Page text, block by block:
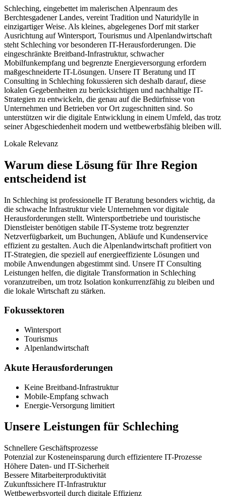
Schleching, eingebettet im malerischen Alpenraum des
Berchtesgadener Landes, vereint Tradition und Naturidylle in
einzigartiger Weise. Als kleines, abgelegenes Dorf mit starker
Ausrichtung auf Wintersport, Tourismus und Alpenlandwirtschaft
steht Schleching vor besonderen IT-Herausforderungen. Die
eingeschränkte Breitband-Infrastruktur, schwacher
Mobilfunkempfang und begrenzte Energieversorgung erfordern
maßgeschneiderte IT-Lösungen. Unsere IT Beratung und IT
Consulting in Schleching fokussieren sich deshalb darauf, diese
lokalen Gegebenheiten zu berücksichtigen und nachhaltige IT-
Strategien zu entwickeln, die genau auf die Bedürfnisse von
Unternehmen und Betrieben vor Ort zugeschnitten sind. So
unterstützen wir die digitale Entwicklung in einem Umfeld, das trotz
seiner Abgeschiedenheit modern und wettbewerbsfähig bleiben will.
Lokale Relevanz
Warum diese Lösung für Ihre Region
entscheidend ist
In Schleching ist professionelle IT Beratung besonders wichtig, da
die schwache Infrastruktur viele Unternehmen vor digitale
Herausforderungen stellt. Wintersportbetriebe und touristische
Dienstleister benötigen stabile IT-Systeme trotz begrenzter
Netzverfügbarkeit, um Buchungen, Abläufe und Kundenservice
effizient zu gestalten. Auch die Alpenlandwirtschaft profitiert von
IT-Strategien, die speziell auf energieeffiziente Lösungen und
mobile Anwendungen abgestimmt sind. Unsere IT Consulting
Leistungen helfen, die digitale Transformation in Schleching
voranzutreiben, um trotz Isolation konkurrenzfähig zu bleiben und
die lokale Wirtschaft zu stärken.
Fokussektoren
Wintersport
Tourismus
Alpenlandwirtschaft
Akute Herausforderungen
Keine Breitband-Infrastruktur
Mobile-Empfang schwach
Energie-Versorgung limitiert
Unsere Leistungen für Schleching
Schnellere Geschäftsprozesse
Potenzial zur Kosteneinsparung durch effizientere IT-Prozesse
Höhere Daten- und IT-Sicherheit
Bessere Mitarbeiterproduktivität
Zukunftssichere IT-Infrastruktur
Wettbewerbsvorteil durch digitale Effizienz